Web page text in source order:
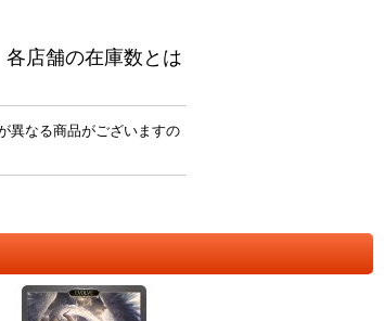
店舗の在庫数とは
異なる商品がございますの